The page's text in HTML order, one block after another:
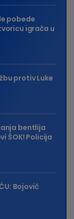
pobede
igrača u
protiv Luke
bentlija
ŠOK! Policija
Bojović